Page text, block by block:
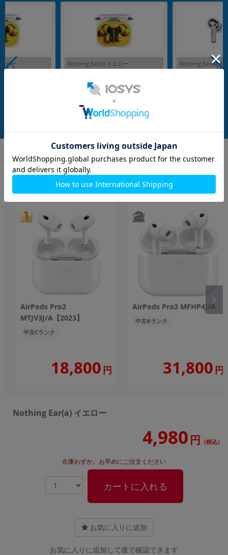
ロー Nothing Ear(a) イエロー
メーカー：Nothing Technology
発売日：2024/04
在庫数：1
Nothing Ear(a) ホ
イヤホン・スピーカー もっと見る
AirPods Pro2
MTJV3J/A【2023】
中古Cランク
18,800 円
AirPods Pro3 MFHP4J/A
中古Aランク
31,800 円
Nothing Ear(a) イエロー
4,980 円 （税込）
在庫わずか。お早めにご注文ください
カートに入れる
お気に入りに追加
お気に入りに追加して後で確認できます